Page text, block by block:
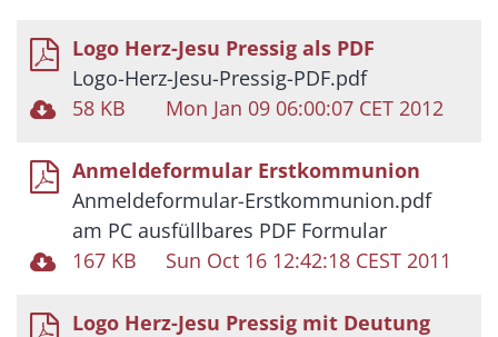
Logo Herz-Jesu Pressig als PDF
Logo-Herz-Jesu-Pressig-PDF.pdf
58 KB
Mon Jan 09 06:00:07 CET 2012
Anmeldeformular Erstkommunion
Anmeldeformular-Erstkommunion.pdf
am PC ausfüllbares PDF Formular
167 KB
Sun Oct 16 12:42:18 CEST 2011
Logo Herz-Jesu Pressig mit Deutung